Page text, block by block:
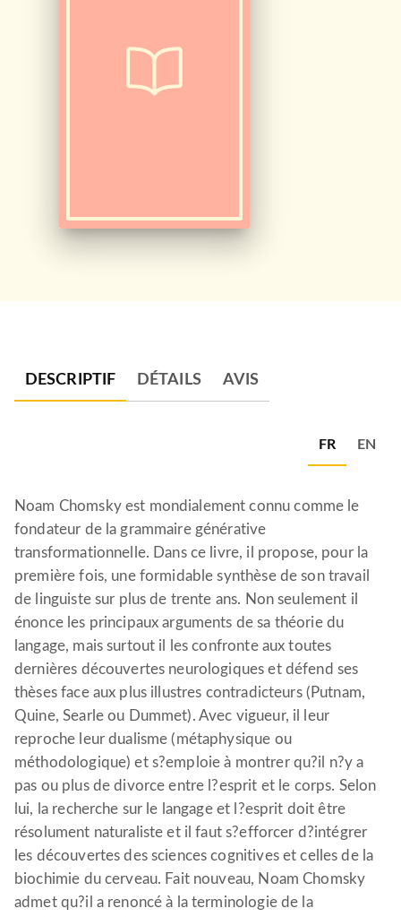
DESCRIPTIF DÉTAILS AVIS
FR EN
Noam Chomsky est mondialement connu comme le
fondateur de la grammaire générative
transformationnelle. Dans ce livre, il propose, pour la
première fois, une formidable synthèse de son travail
de linguiste sur plus de trente ans. Non seulement il
énonce les principaux arguments de sa théorie du
langage, mais surtout il les confronte aux toutes
dernières découvertes neurologiques et défend ses
thèses face aux plus illustres contradicteurs (Putnam,
Quine, Searle ou Dummet). Avec vigueur, il leur
reproche leur dualisme (métaphysique ou
méthodologique) et s?emploie à montrer qu?il n?y a
pas ou plus de divorce entre l?esprit et le corps. Selon
lui, la recherche sur le langage et l?esprit doit être
résolument naturaliste et il faut s?efforcer d?intégrer
les découvertes des sciences cognitives et celles de la
biochimie du cerveau. Fait nouveau, Noam Chomsky
admet qu?il a renoncé à la terminologie de la